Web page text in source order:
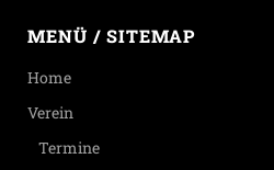
MENÜ / SITEMAP
Home
Verein
Termine